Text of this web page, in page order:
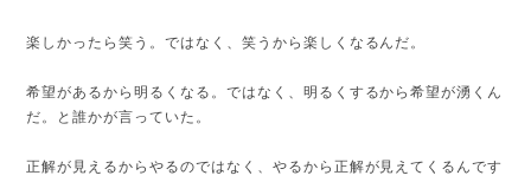
楽しかったら笑う。ではなく、笑うから楽しくなるんだ。
希望があるから明るくなる。ではなく、明るくするから希望が湧くん
だ。と誰かが言っていた。
正解が見えるからやるのではなく、やるから正解が見えてくるんです